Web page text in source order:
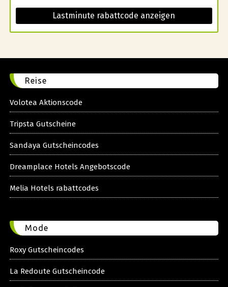
Lastminute rabattcode anzeigen
Reise
Volotea Aktionscode
Tripsta Gutscheine
Sandaya Gutscheincodes
Dreamplace Hotels Angebotscode
Melia Hotels rabattcodes
Mode
Roxy Gutscheincodes
La Redoute Gutscheincode